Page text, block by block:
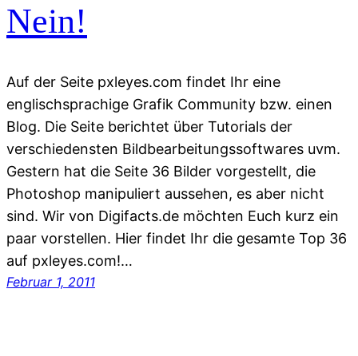
Nein!
Auf der Seite pxleyes.com findet Ihr eine
englischsprachige Grafik Community bzw. einen
Blog. Die Seite berichtet über Tutorials der
verschiedensten Bildbearbeitungssoftwares uvm.
Gestern hat die Seite 36 Bilder vorgestellt, die
Photoshop manipuliert aussehen, es aber nicht
sind. Wir von Digifacts.de möchten Euch kurz ein
paar vorstellen. Hier findet Ihr die gesamte Top 36
auf pxleyes.com!…
Februar 1, 2011